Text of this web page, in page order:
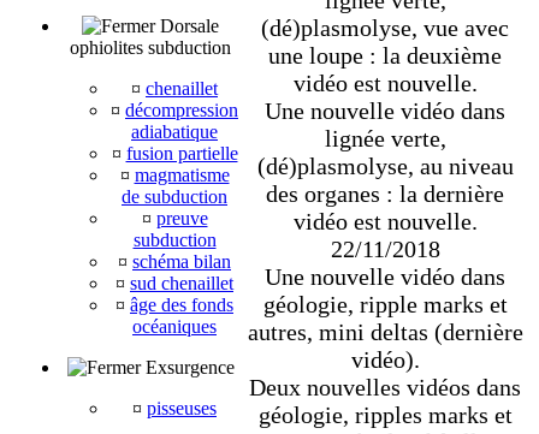
Dorsale
ophiolites subduction
¤ chenaillet
¤ décompression
adiabatique
¤ fusion partielle
¤ magmatisme
de subduction
¤ preuve
subduction
¤ schéma bilan
¤ sud chenaillet
¤ âge des fonds
océaniques
Exsurgence
¤ pisseuses
(dé)plasmolyse, vue avec
une loupe : la deuxième
vidéo est nouvelle.
Une nouvelle vidéo dans
lignée verte,
(dé)plasmolyse, au niveau
des organes : la dernière
vidéo est nouvelle.
22/11/2018
Une nouvelle vidéo dans
géologie, ripple marks et
autres, mini deltas (dernière
vidéo).
Deux nouvelles vidéos dans
géologie, ripples marks et